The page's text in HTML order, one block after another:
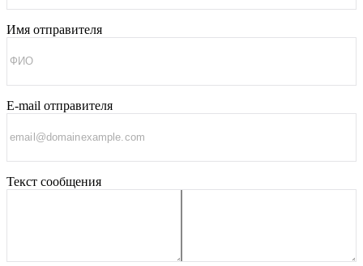
Имя отправителя
E-mail отправителя
Текст сообщения